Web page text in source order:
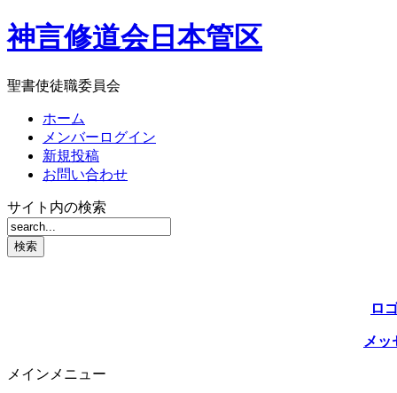
神言修道会日本管区
聖書使徒職委員会
ホーム
メンバーログイン
新規投稿
お問い合わせ
サイト内の検索
ロ
メッ
メインメニュー